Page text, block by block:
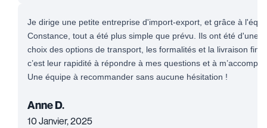
Je dirige une petite entreprise d'import-export, et grâce à
Constance, tout a été plus simple que prévu. Ils ont été d'une
choix des options de transport, les formalités et la livraison
c’est leur rapidité à répondre à mes questions et à
Une équipe à recommander sans aucune hésitation !
Anne D.
10 Janvier, 2025